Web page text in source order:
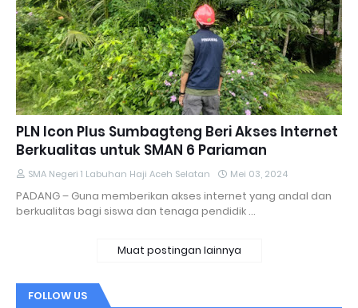
PLN Icon Plus Sumbagteng Beri Akses Internet
Berkualitas untuk SMAN 6 Pariaman
SMA Negeri 1 Labuhan Haji Aceh Selatan Mei 03, 2024
PADANG – Guna memberikan akses internet yang andal dan
berkualitas bagi siswa dan tenaga pendidik …
Muat postingan lainnya
FOLLOW US